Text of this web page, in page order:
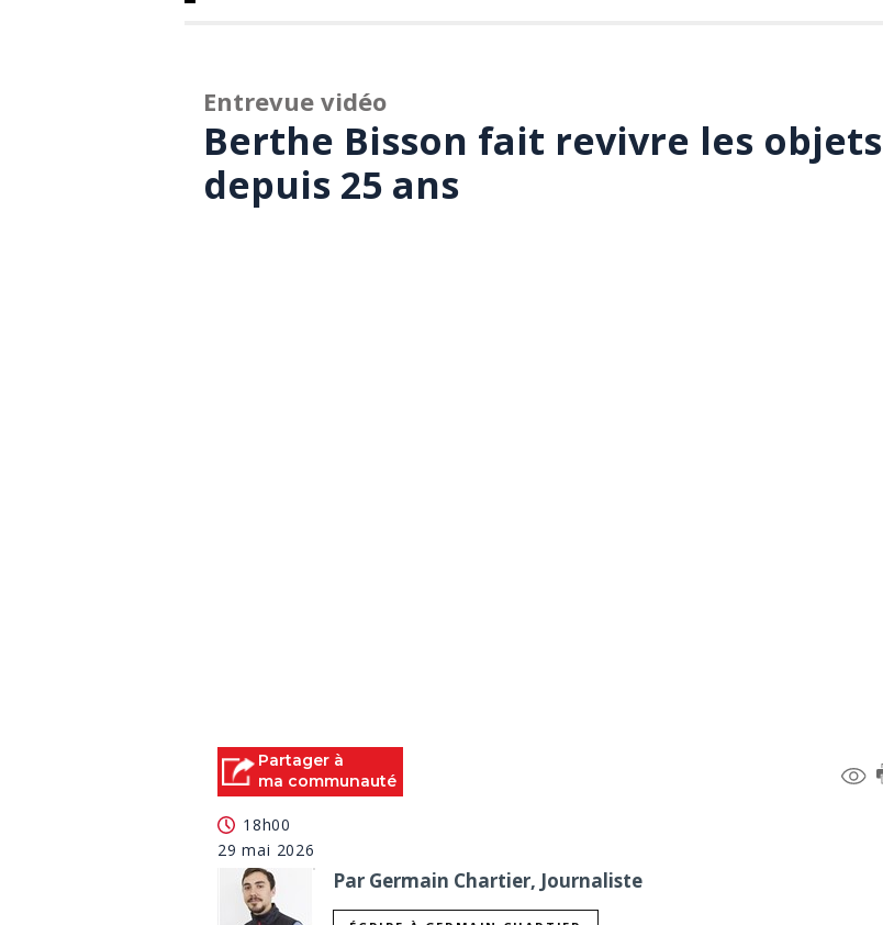
Entrevue vidéo
Berthe Bisson fait revivre les objets
depuis 25 ans
Partager à
ma communauté
18h00
29 mai 2026
Par Germain Chartier, Journaliste